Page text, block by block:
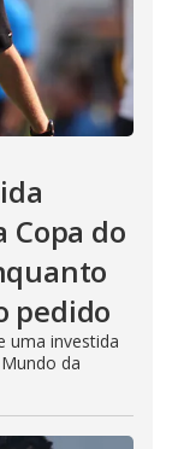
Copa do
pedido
uma investida
da